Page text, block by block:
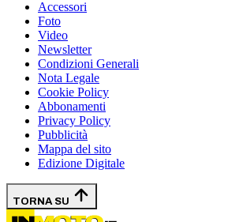
Accessori
Foto
Video
Newsletter
Condizioni Generali
Nota Legale
Cookie Policy
Abbonamenti
Privacy Policy
Pubblicità
Mappa del sito
Edizione Digitale
TORNA SU